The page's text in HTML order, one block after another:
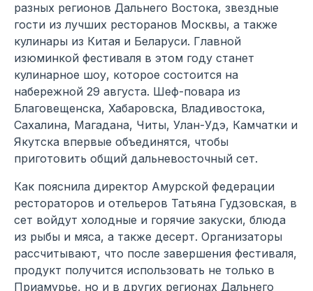
разных регионов Дальнего Востока, звездные
гости из лучших ресторанов Москвы, а также
кулинары из Китая и Беларуси. Главной
изюминкой фестиваля в этом году станет
кулинарное шоу, которое состоится на
набережной 29 августа. Шеф-повара из
Благовещенска, Хабаровска, Владивостока,
Сахалина, Магадана, Читы, Улан-Удэ, Камчатки и
Якутска впервые объединятся, чтобы
приготовить общий дальневосточный сет.
Как пояснила директор Амурской федерации
рестораторов и отельеров Татьяна Гудзовская, в
сет войдут холодные и горячие закуски, блюда
из рыбы и мяса, а также десерт. Организаторы
рассчитывают, что после завершения фестиваля,
продукт получится использовать не только в
Приамурье, но и в других регионах Дальнего